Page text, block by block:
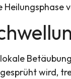
Heilungsphase
wird,